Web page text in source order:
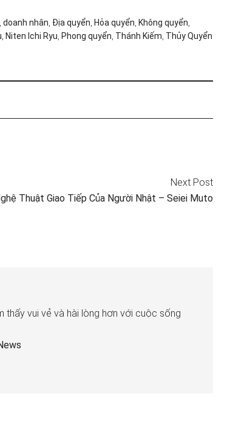
doanh nhân Địa quyển Hỏa quyển Không quyển
Niten Ichi Ryu Phong quyển Thánh Kiếm Thủy Quyển
Next Post
Thuật Giao Tiếp Của Người Nhật – Seiei Muto
thấy vui vẻ và hài lòng hơn với cuộc sống